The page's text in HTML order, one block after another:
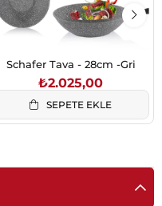
Schafer Tava - 28cm -Gri
₺2.025,00
SEPETE EKLE